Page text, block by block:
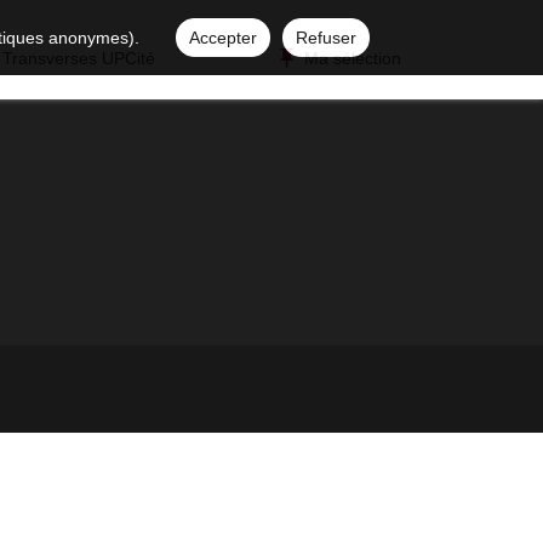
anonymes). Accepter
Refuser
Ma sélection